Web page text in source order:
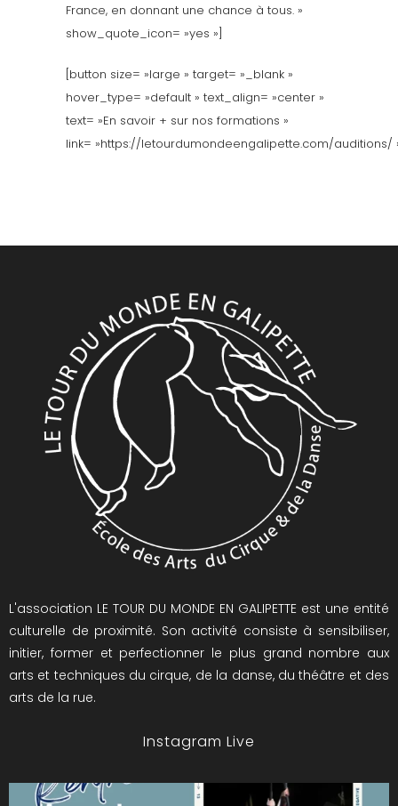
France, en donnant une chance à tous. »
show_quote_icon= »yes »]
[button size= »large » target= »_blank »
hover_type= »default » text_align= »center »
text= »En savoir + sur nos formations »
link= »https://letourdumondeengalipette.com/auditions/
L'association LE TOUR DU MONDE EN GALIPETTE est une entité
culturelle de proximité. Son activité consiste à sensibiliser,
initier, former et perfectionner le plus grand nombre aux
arts et techniques du cirque, de la danse, du théâtre et des
arts de la rue.
Instagram Live